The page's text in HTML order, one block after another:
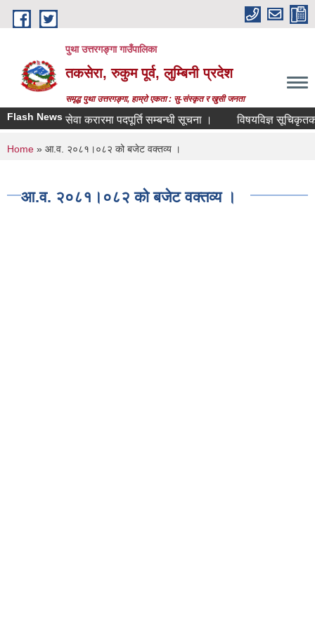
Skip to main content
पुथा उत्तरगङ्गा गाउँपालिका
तकसेरा, रुकुम पूर्व, लुम्बिनी प्रदेश
समृद्ध पुथा उत्तरगङ्गा, हाम्रो एकता : सु-संस्कृत र खुसी जनता
Flash Newsसेवा करारमा पदपूर्ति सम्बन्धी सूचना । विषयविज्ञ सूचिकृतको
You are here
Home » आ.व. २०८१।०८२ को बजेट वक्तव्य ।
आ.व. २०८१।०८२ को बजेट वक्तव्य ।